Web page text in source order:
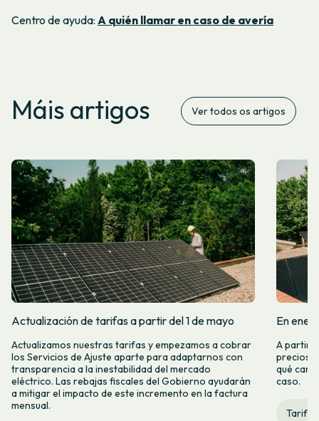
Centro de ayuda: A quién llamar en caso de avería
Máis artigos Ver todos os artigos
Actualización de tarifas a partir del 1 de mayo
Actualizamos nuestras tarifas y empezamos a cobrar
los Servicios de Ajuste aparte para adaptarnos con
transparencia a la inestabilidad del mercado
eléctrico. Las rebajas fiscales del Gobierno ayudarán
a mitigar el impacto de este incremento en la factura
mensual.
En
A partir
precios
qué
caso.